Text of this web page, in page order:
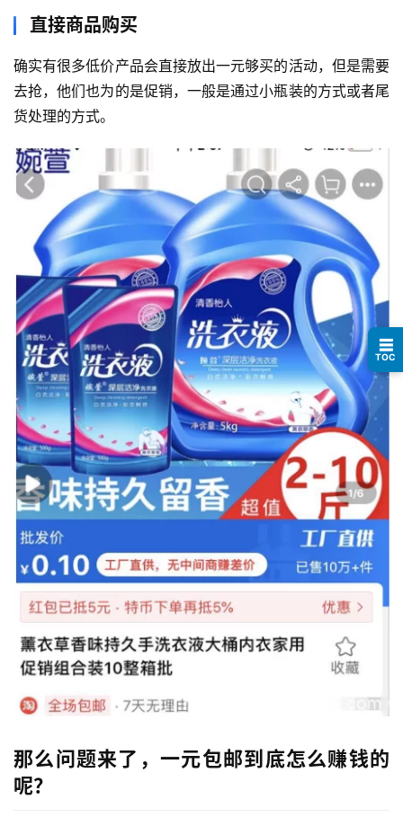
行
业
快
讯
开
眼
避
坑
指
南
运
营
百
科
创
业
资
源
会
员
专
区
登录 注册
直接商品购买
确实有很多低价产品会直接放出一元够买的活动，但是需要
去抢，他们也为的是促销，一般是通过小瓶装的方式或者尾
货处理的方式。
那么问题来了，一元包邮到底怎么赚钱的
呢？
☰
TOC